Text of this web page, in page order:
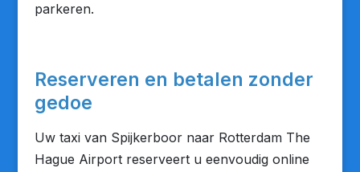
parkeren.
Reserveren en betalen zonder
gedoe
Uw taxi van Spijkerboor naar Rotterdam The
Hague Airport reserveert u eenvoudig online